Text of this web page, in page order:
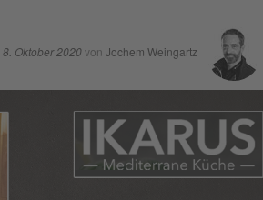
8. Oktober 2020von Jochem Weingartz